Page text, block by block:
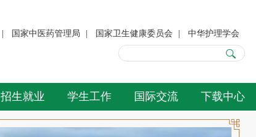
| 国家中医药管理局 | 国家卫生健康委员会 | 中华护理学会
招生就业 学生工作 国际交流 下载中心